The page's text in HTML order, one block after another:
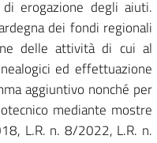
erogazione degli aiuti.
dei fondi regionali
delle attività di cui al
ed effettuazione
aggiuntivo nonché per
mediante mostre
L.R. n. 8/2022, L.R. n.